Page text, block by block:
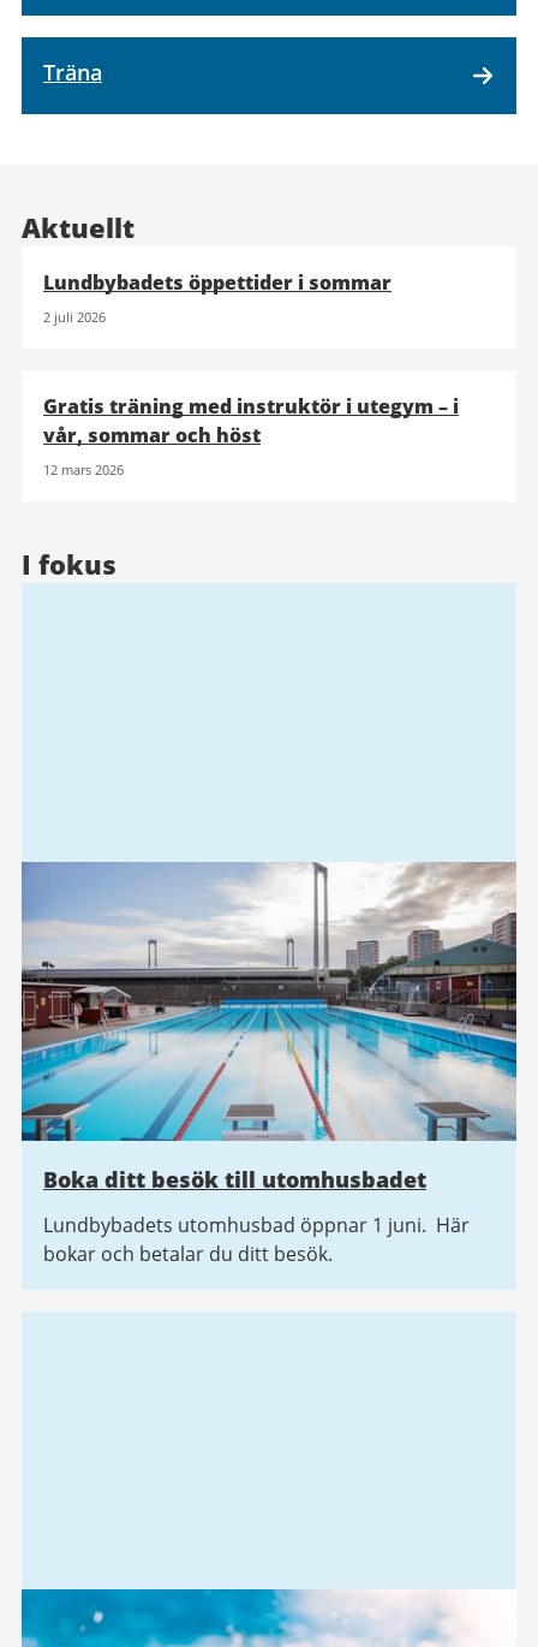
Träna
Aktuellt
Lundbybadets öppettider i sommar
2 juli 2026
Gratis träning med instruktör i utegym – i
vår, sommar och höst
12 mars 2026
I fokus
Boka ditt besök till utomhusbadet
Lundbybadets utomhusbad öppnar 1 juni. Här
bokar och betalar du ditt besök.